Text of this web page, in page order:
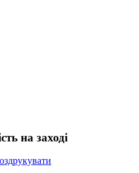
на заході